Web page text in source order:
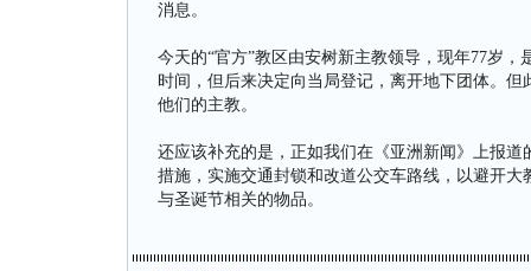
消息。
今天的“官方”教区由安树新主教领导，现年77岁
时间，但后来决定向当局登记，离开地下团体。
他们的主教。
还应该补充的是，正如我们在《亚洲新闻》上报
措施，实施交通封锁和改道公交车路线，以避开
与圣诞节相关的物品。